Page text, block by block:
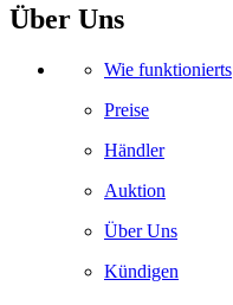
Über Uns
Wie funktionierts
Preise
Händler
Auktion
Über Uns
Kündigen